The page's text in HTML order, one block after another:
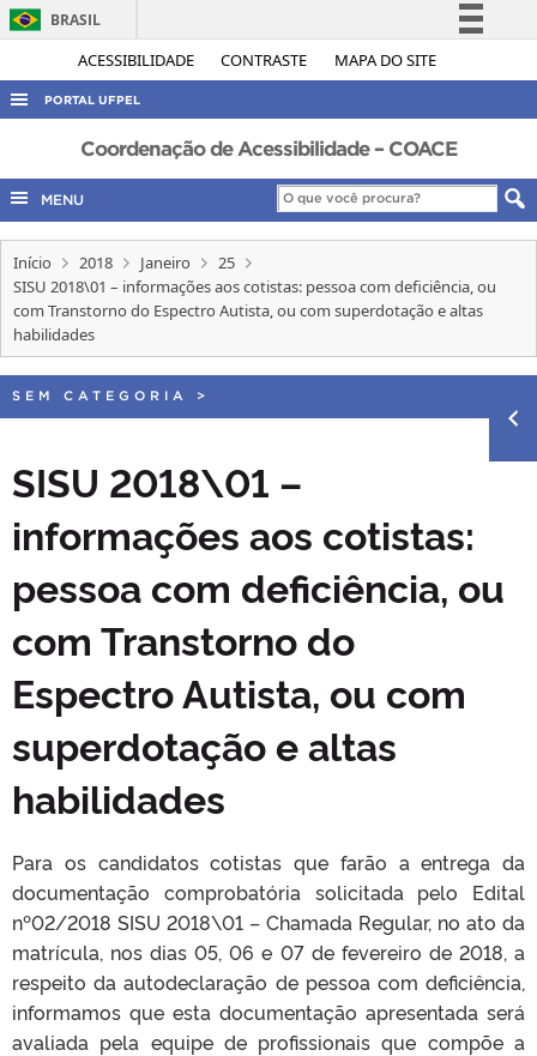
ACESSIBILIDADE CONTRASTE MAPA DO SITE
BRASIL
Simplifique!
Legislação
Canais
PORTAL UFPEL
ACESSO À INFORMAÇÃO
AUDITORIA
COBALTO
CONCURSOS
EDITAIS
INTERNACIONAL
Coordenação de Acessibilidade – COACE
MENU
Início 2018 Janeiro
25
SISU 2018\01 – informações aos cotistas: pessoa com deficiência, ou
com Transtorno do Espectro Autista, ou com superdotação e altas
habilidades
SEM CATEGORIA >
SISU 2018\01 –
informações aos cotistas:
pessoa com deficiência, ou
com Transtorno do
Espectro Autista, ou com
superdotação e altas
habilidades
Para os candidatos cotistas que farão a entrega da
documentação comprobatória solicitada pelo Edital
nº02/2018 SISU 2018\01 – Chamada Regular, no ato da
matrícula, nos dias 05, 06 e 07 de fevereiro de 2018, a
respeito da autodeclaração de pessoa com deficiência,
informamos que esta documentação apresentada será
avaliada pela equipe de profissionais que compõe a